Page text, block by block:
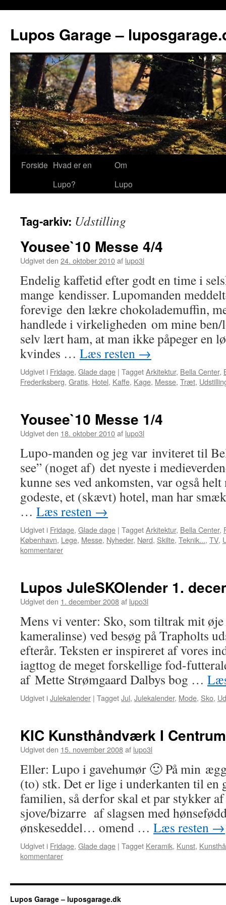
Lupos Garage –
Forside Hvad er en
Lupo?
Om
Lupo
Tag-arkiv: Udstilling
Yousee`10 Messe 4/4
Udgivet den 24. oktober 2010af lupo3l
Endelig kaffetid efter godt en time i
mange kendisser. Lupomanden
forevige den lækre chokolademuffin,
handlede i virkeligheden om mine
selv lært ham, at man ikke påpeger en
kvindes … Læs resten →
Udgivet i Fridage, Glade dage | TaggetArkitektur, Bella Center,
Frederiksberg, Gratis, Hotel, Kaffe, Kage, Messe, Træt,
Yousee`10 Messe 1/4
Udgivet den 18. oktober 2010af lupo3l
Lupo-manden og jeg var inviteret til
see” (noget af) det nyeste i
kunne ses ved ankomsten, var også
godeste, et (skævt) hotel, man har
… Læs resten →
Udgivet i Fridage, Glade dage | TaggetArkitektur, Bella Center,
København, Lege, Messe, Nyheder, Nørd, Skilte, Teknik..., TV,
kommentarer
Lupos JuleSKOlender 1.
Udgivet den 1. december 2008af lupo3l
Mens vi venter: Sko, som tiltrak mit
kameralinse) ved besøg på Trapholts
efterår. Teksten er inspireret af vores
iagttog de meget forskellige fod-
af Mette Strømgaard Dalbys bog …
Udgivet iJulekalender | TaggetJul, Julekalender, Mode, Sko,
KIC Kunsthåndværk I
Udgivet den 15. november 2008af lupo3l
Eller: Lupo i gavehumør 🙂 På min
(to) stk. Det er lige i underkanten til en
familien, så derfor skal et par stykker
sjove/bizarre af slagsen med
ønskeseddel… omend … Læs resten →
Udgivet i Fridage, Glade dage | Tagget Keramik, Kunst,
kommentarer
Lupos Garage – luposgarage.dk